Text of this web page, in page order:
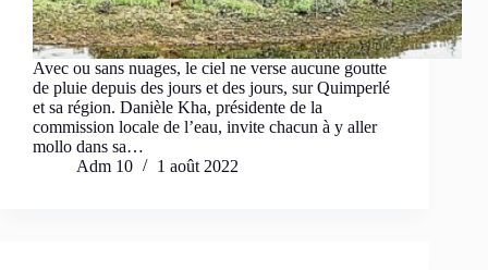
Avec ou sans nuages, le ciel ne verse aucune goutte
de pluie depuis des jours et des jours, sur Quimperlé
et sa région. Danièle Kha, présidente de la
commission locale de l’eau, invite chacun à y aller
mollo dans sa…
Adm 10
1 août 2022